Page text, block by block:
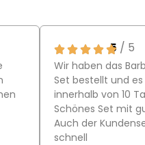
5 / 5
Wir haben das
Set bestellt und
innerhalb von 10
Schönes Set mit
Auch der
schnell